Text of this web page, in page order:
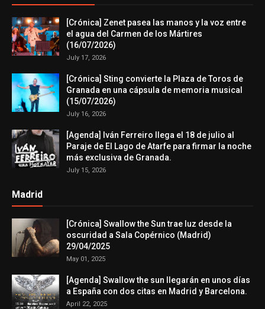
[Crónica] Zenet pasea las manos y la voz entre
el agua del Carmen de los Mártires
(16/07/2026)
July 17, 2026
[Crónica] Sting convierte la Plaza de Toros de
Granada en una cápsula de memoria musical
(15/07/2026)
July 16, 2026
[Agenda] Iván Ferreiro llega el 18 de julio al
Paraje de El Lago de Atarfe para firmar la noche
más exclusiva de Granada.
July 15, 2026
Madrid
[Crónica] Swallow the Sun trae luz desde la
oscuridad a Sala Copérnico (Madrid)
29/04/2025
May 01, 2025
[Agenda] Swallow the sun llegarán en unos días
a España con dos citas en Madrid y Barcelona.
April 22, 2025